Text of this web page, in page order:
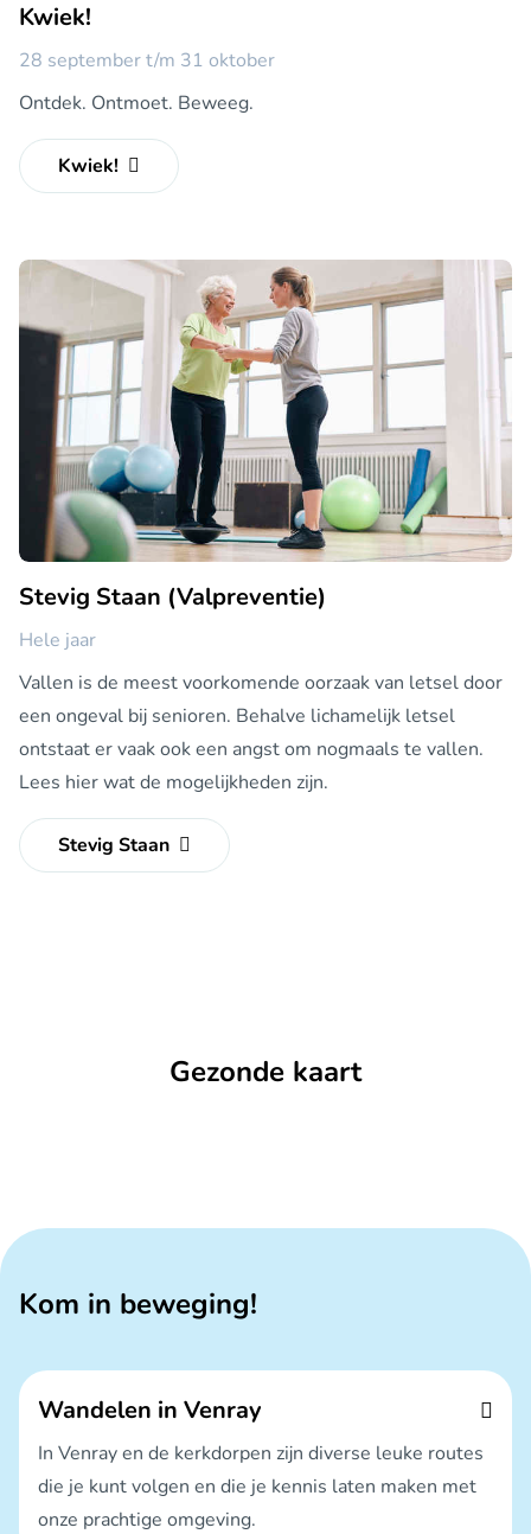
Kwiek!
28 september t/m 31 oktober
Ontdek. Ontmoet. Beweeg.
Kwiek!
Stevig Staan (Valpreventie)
Hele jaar
Vallen is de meest voorkomende oorzaak van letsel door
een ongeval bij senioren. Behalve lichamelijk letsel
ontstaat er vaak ook een angst om nogmaals te vallen.
Lees hier wat de mogelijkheden zijn.
Stevig Staan
Gezonde kaart
Kom in beweging!
Wandelen in Venray
In Venray en de kerkdorpen zijn diverse leuke routes
die je kunt volgen en die je kennis laten maken met
onze prachtige omgeving.